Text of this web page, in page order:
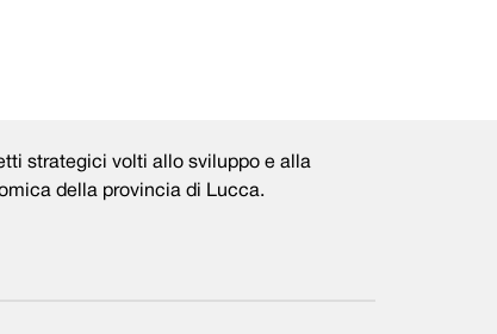
strategici volti allo sviluppo e alla
della provincia di Lucca.